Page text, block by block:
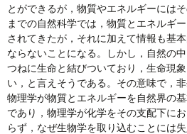
とができるが，物質やエネルギーには
までの自然科学では，物質とエネルギ
されてきたが，それに加えて情報も基
ならないことになる。しかし，自然の
つねに生命と結びついており，生命現
い，と言えそうである。その意味で，
物理学が物質とエネルギーを自然界の
であり，物理学が化学をその支配下に
らず，なぜ生物学を取り込むことには